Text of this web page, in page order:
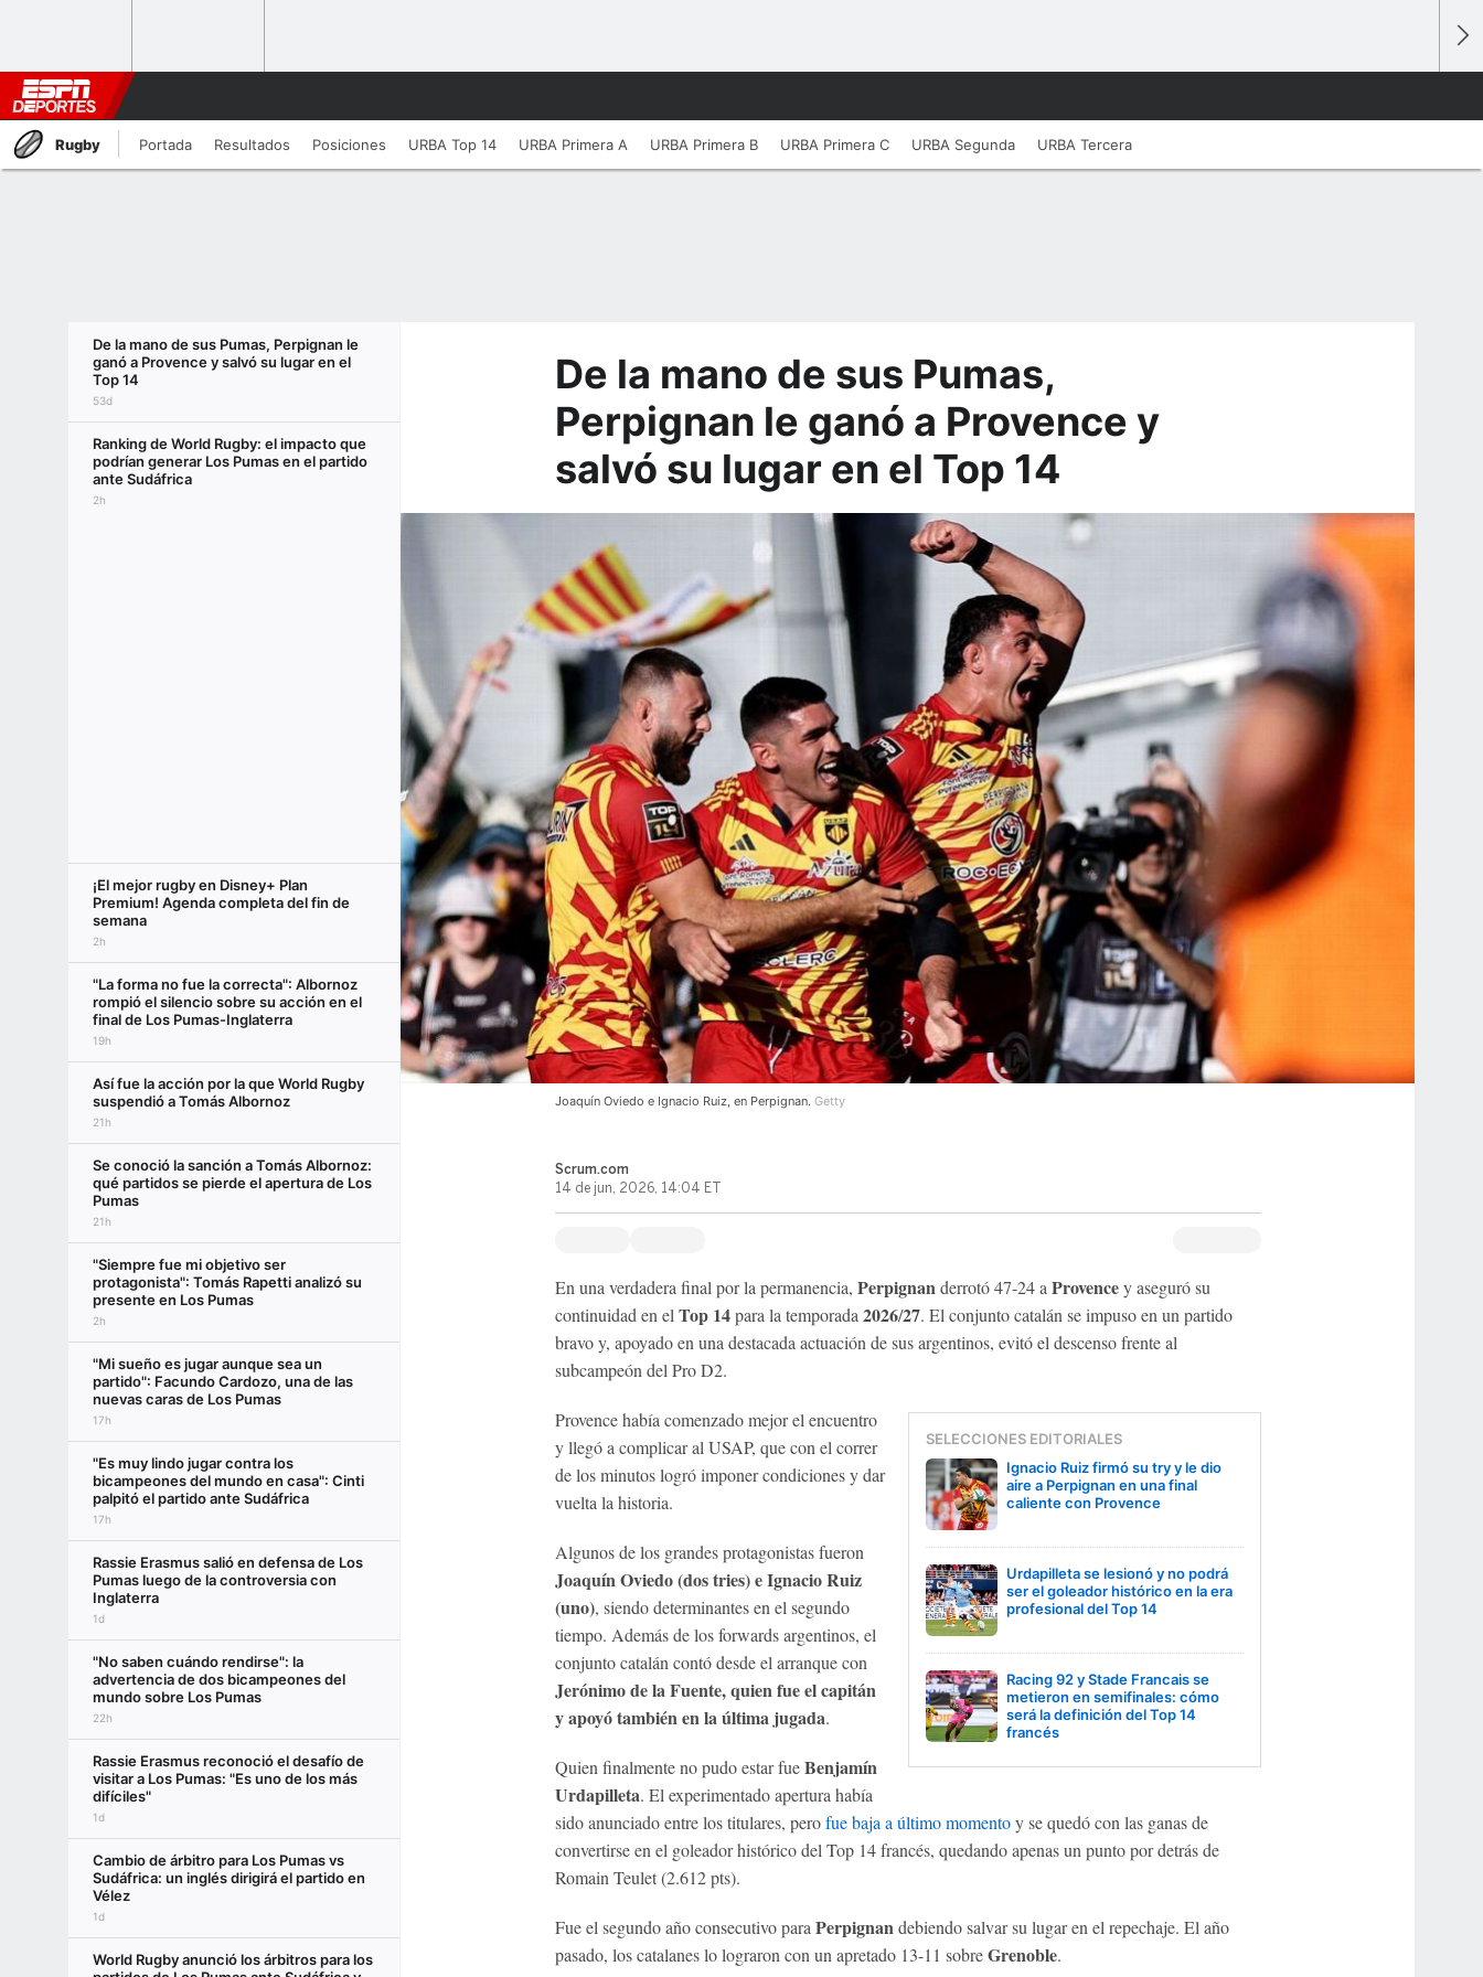
Rugby Portada Resultados Posiciones URBA Top 14 URBA Primera A URBA Primera B URBA Primera C URBA Segunda URBA Tercera
De la mano de sus Pumas, Perpignan le
ganó a Provence y salvó su lugar en el
Top 14
53d
Ranking de World Rugby: el impacto que
podrían generar Los Pumas en el partido
ante Sudáfrica
2h
¡El mejor rugby en Disney+ Plan
Premium! Agenda completa del fin de
semana
2h
"La forma no fue la correcta": Albornoz
rompió el silencio sobre su acción en el
final de Los Pumas-Inglaterra
19h
Así fue la acción por la que World Rugby
suspendió a Tomás Albornoz
21h
Se conoció la sanción a Tomás Albornoz:
qué partidos se pierde el apertura de Los
Pumas
21h
"Siempre fue mi objetivo ser
protagonista": Tomás Rapetti analizó su
presente en Los Pumas
2h
"Mi sueño es jugar aunque sea un
partido": Facundo Cardozo, una de las
nuevas caras de Los Pumas
17h
"Es muy lindo jugar contra los
bicampeones del mundo en casa": Cinti
palpitó el partido ante Sudáfrica
17h
Rassie Erasmus salió en defensa de Los
Pumas luego de la controversia con
Inglaterra
1d
"No saben cuándo rendirse": la
advertencia de dos bicampeones del
mundo sobre Los Pumas
22h
Rassie Erasmus reconoció el desafío de
visitar a Los Pumas: "Es uno de los más
difíciles"
1d
Cambio de árbitro para Los Pumas vs
Sudáfrica: un inglés dirigirá el partido en
Vélez
1d
World Rugby anunció los árbitros para los
De la mano de sus Pumas,
Perpignan le ganó a Provence y
salvó su lugar en el Top 14
Joaquín Oviedo e Ignacio Ruiz, en Perpignan. Getty
Scrum.com
14 de jun, 2026, 14:04 ET
En una verdadera final por la permanencia, Perpignanderrotó 47-24 a Provencey aseguró su
continuidad en el Top 14para la temporada 2026/27. El conjunto catalán se impuso en un partido
bravo y, apoyado en una destacada actuación de sus argentinos, evitó el descenso frente al
subcampeón del Pro D2.
SELECCIONES EDITORIALES
Ignacio Ruiz firmó su try y le dio
aire a Perpignan en una final
caliente con Provence
Urdapilleta se lesionó y no podrá
ser el goleador histórico en la era
profesional del Top 14
Racing 92 y Stade Francais se
metieron en semifinales: cómo
será la definición del Top 14
francés
Provence había comenzado mejor el encuentro
y llegó a complicar al USAP, que con el correr
de los minutos logró imponer condiciones y dar
vuelta la historia.
Algunos de los grandes protagonistas fueron
Joaquín Oviedo (dos tries) e Ignacio Ruiz
(uno), siendo determinantes en el segundo
tiempo. Además de los forwards argentinos, el
conjunto catalán contó desde el arranque con
Jerónimo de la Fuente, quien fue el capitán
y apoyó también en la última jugada.
Quien finalmente no pudo estar fueBenjamín
Urdapilleta. El experimentado apertura había
sido anunciado entre los titulares, perofue baja a último momentoy se quedó con las ganas de
convertirse en el goleador histórico del Top 14 francés, quedando apenas un punto por detrás de
Romain Teulet (2.612 pts).
Fue el segundo año consecutivo para Perpignandebiendo salvar su lugar en el repechaje. El año
pasado, los catalanes lo lograron con un apretado 13-11 sobreGrenoble.